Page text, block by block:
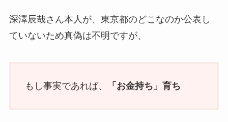
深澤辰哉さん本人が、東京都のどこなのか公表し
ていないため真偽は不明ですが、
もし事実であれば、 「お金持ち」育ち